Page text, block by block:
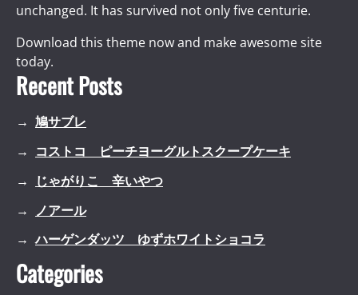
unchanged. It has survived not only five centurie.
Download this theme now and make awesome site
today.
Recent Posts
鳩サブレ
コストコ ピーチヨーグルトスクープケーキ
じゃがりこ 辛いやつ
ノアール
ハーゲンダッツ ゆずホワイトショコラ
Categories